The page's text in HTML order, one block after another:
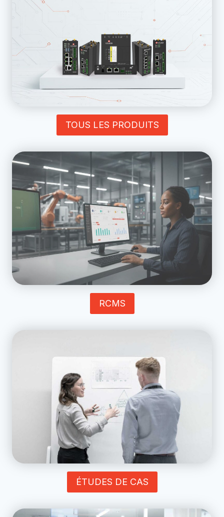
TOUS LES PRODUITS
RCMS
ÉTUDES DE CAS